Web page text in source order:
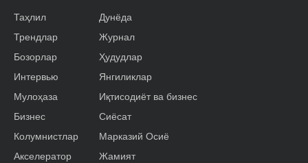
Таҳлил
Трендлар
Бозорлар
Интервью
Мулоҳаза
Бизнес
Колумнистлар
Акселератор
Дунёда
Журнал
Ҳудудлар
Янгиликлар
Иқтисодиёт ва бизнес
Сиёсат
Марказий Осиё
Жамият